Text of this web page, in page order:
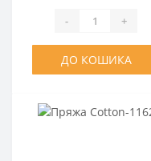
- +
ДО КОШИКА